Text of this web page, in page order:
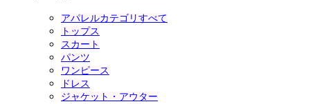
アパレルカテゴリすべて
トップス
スカート
パンツ
ワンピース
ドレス
ジャケット・アウター